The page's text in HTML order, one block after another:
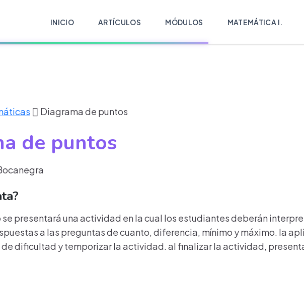
INICIO ARTÍCULOS MÓDULOS MATEMÁTICA I.
Diagrama de puntos
de puntos
presentará una actividad en la cual los estudiantes deberán
a las preguntas de cuanto, diferencia, mínimo y máximo. la
dificultad y temporizar la actividad. al finalizar la actividad,